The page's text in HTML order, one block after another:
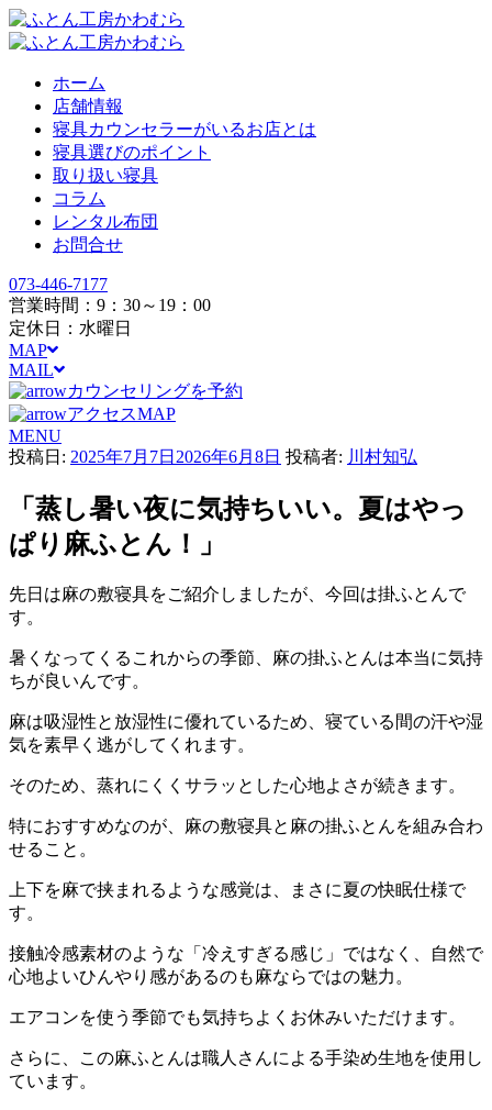
ホーム
店舗情報
寝具カウンセラーがいるお店とは
寝具選びのポイント
取り扱い寝具
コラム
レンタル布団
お問合せ
073-446-7177
営業時間：9：30～19：00
定休日：水曜日
MAP
MAIL
カウンセリングを予約
アクセスMAP
MENU
投稿日: 2025年7月7日 2026年6月8日 投稿者: 川村知弘
「蒸し暑い夜に気持ちいい。夏はやっ
ぱり麻ふとん！」
先日は麻の敷寝具をご紹介しましたが、今回は掛ふとんで
す。
暑くなってくるこれからの季節、麻の掛ふとんは本当に気持
ちが良いんです。
麻は吸湿性と放湿性に優れているため、寝ている間の汗や湿
気を素早く逃がしてくれます。
そのため、蒸れにくくサラッとした心地よさが続きます。
特におすすめなのが、麻の敷寝具と麻の掛ふとんを組み合わ
せること。
上下を麻で挟まれるような感覚は、まさに夏の快眠仕様で
す。
接触冷感素材のような「冷えすぎる感じ」ではなく、自然で
心地よいひんやり感があるのも麻ならではの魅力。
エアコンを使う季節でも気持ちよくお休みいただけます。
さらに、この麻ふとんは職人さんによる手染め生地を使用し
ています。